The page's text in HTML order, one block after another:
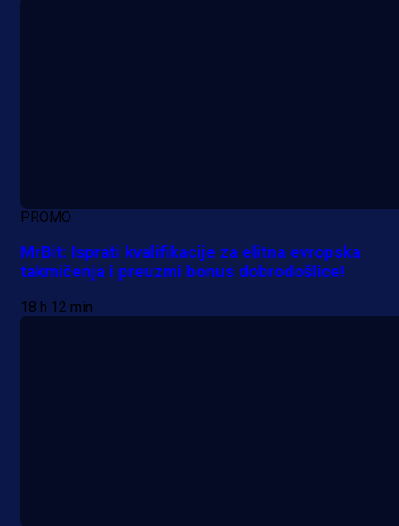
PROMO
MrBit: Isprati kvalifikacije za elitna evropska
takmičenja i preuzmi bonus dobrodošlice!
18 h 12 min